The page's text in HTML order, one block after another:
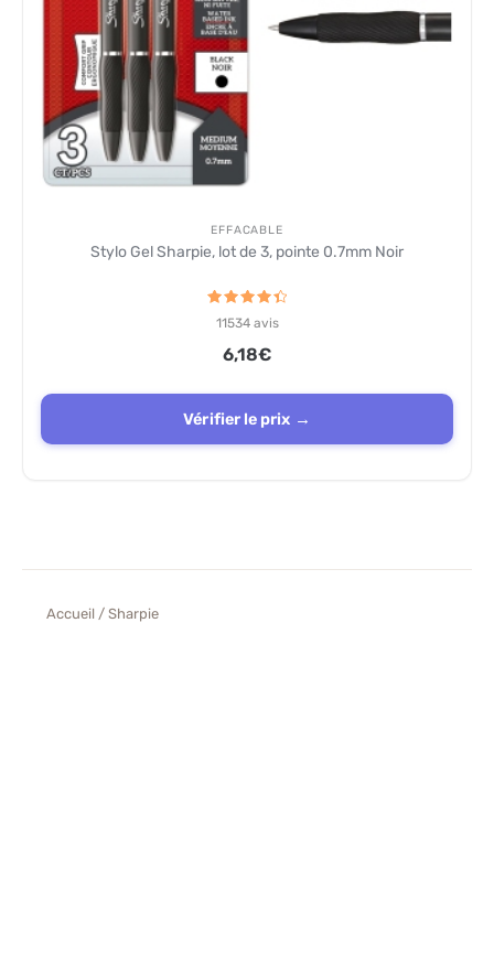
EFFACABLE
Stylo Gel Sharpie, lot de 3, pointe 0.7mm Noir
Note
4.5
11534avis
6,18€
Vérifier le prix →
Accueil / Sharpie